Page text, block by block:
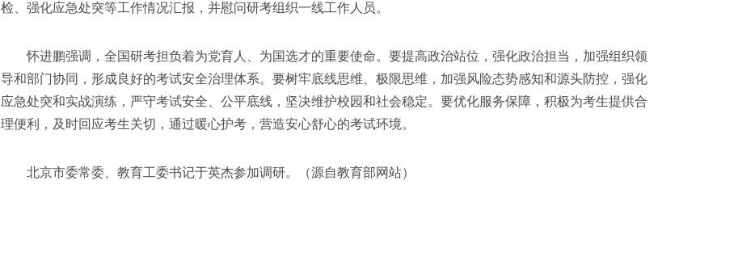
检、强化应急处突等工作情况汇报，并慰问研考组织一线工作人员。
怀进鹏强调，全国研考担负着为党育人、为国选才的重要使命。要提高政治站位，强化政治担当，加强组织领
导和部门协同，形成良好的考试安全治理体系。要树牢底线思维、极限思维，加强风险态势感知和源头防控，强化
应急处突和实战演练，严守考试安全、公平底线，坚决维护校园和社会稳定。要优化服务保障，积极为考生提供合
理便利，及时回应考生关切，通过暖心护考，营造安心舒心的考试环境。
北京市委常委、教育工委书记于英杰参加调研。（源自教育部网站）